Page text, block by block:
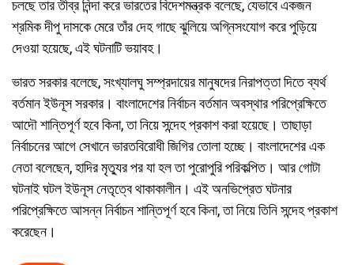
চলছে তার তীব্র নিন্দা করে ভারতের বিদেশমন্ত্রক বলেছে, যেভাবে একজন
শ্রমিক দীপু দাসকে মেরে তাঁর দেহ গাছে ঝুলিয়ে অগ্নিসংযোগ করে পুড়িয়ে
দেওয়া হয়েছে, এই ঘটনাটি ভয়াবহ।
ভারত সরকার বলেছে, সংখ্যালঘু সম্প্রদায়ের মানুষদের নিরাপত্তা দিতে ব্যর্থ
বর্তমান ইউনূস সরকার। বাংলাদেশের নির্বাচন বর্তমান অবস্থার পরিপ্রেক্ষিতে
আদৌ শান্তিপূর্ণ হবে কিনা, তা নিয়ে সন্দেহ প্রকাশ করা হয়েছে। তাছাড়া
নির্বাচনের আগে সেখানে ভারতবিরোধী জিগির তোলা হচ্ছে। বাংলাদেশের এক
নেতা বলেছেন, হাদির মৃত্যুর পর যা হল তা পুরোপুরি পরিকল্পিত। আর গোটা
ঘটনাই ঘটল ইউনূস নেতৃত্বে থাকাকালীন। এই অনভিপ্রেত ঘটনার
পরিপ্রেক্ষিতে আসন্ন নির্বাচন শান্তিপূর্ণ হবে কিনা, তা নিয়ে তিনি সন্দেহ প্রকাশ
করেছেন।